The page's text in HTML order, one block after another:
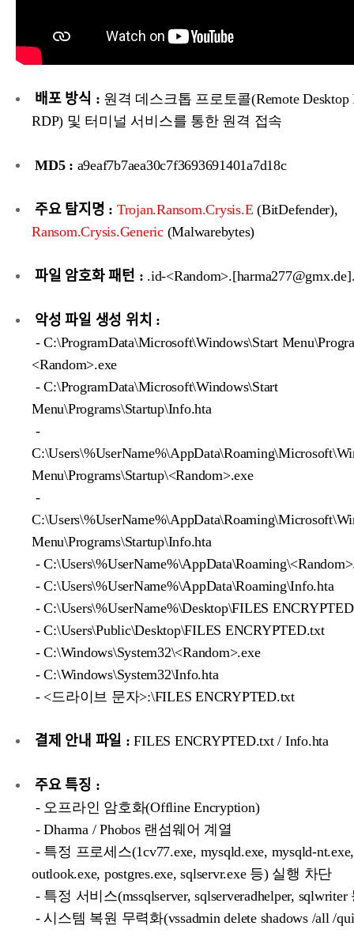
배포 방식 : 원격 데스크톱 프로토콜(Remote Desktop
RDP) 및 터미널 서비스를 통한 원격 접속
MD5 : a9eaf7b7aea30c7f3693691401a7d18c
주요 탐지명 : Trojan.Ransom.Crysis.E (BitDefender),
Ransom.Crysis.Generic(Malwarebytes)
파일 암호화 패턴 : .id-
악성 파일 생성 위치 :
- C:\ProgramData\Microsoft\Windows\Start
<Random>.exe
- C:\ProgramData\Microsoft\Windows\Start
Menu\Programs\Startup\Info.hta
-
Menu\Programs\Startup\<Random>.exe
-
Menu\Programs\Startup\Info.hta
-
- C:\Users\%UserName%\AppData\Roaming\Info.hta
- C:\Users\%UserName%\Desktop\FILES
- C:\Users\Public\Desktop\FILES ENCRYPTED.txt
- C:\Windows\System32\<Random>.exe
- C:\Windows\System32\Info.hta
- <드라이브 문자>:\FILES ENCRYPTED.txt
결제 안내 파일 : FILES ENCRYPTED.txt / Info.hta
주요 특징 :
- 오프라인 암호화(Offline Encryption)
- Dharma / Phobos 랜섬웨어 계열
- 특정 프로세스(1cv77.exe, mysqld.exe, mysqld-nt.exe,
outlook.exe, postgres.exe, sqlservr.exe 등) 실행 차단
- 특정 서비스(mssqlserver, sqlserveradhelper,
- 시스템 복원 무력화(vssadmin delete shadows /all /